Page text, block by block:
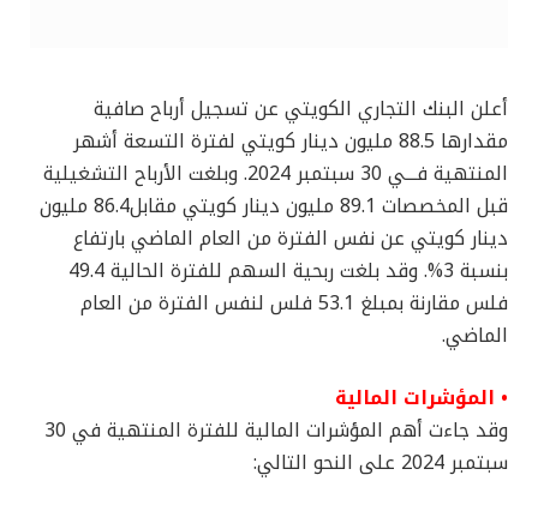
أعلن البنك التجاري الكويتي عن تسجيل أرباح صافية
مقدارها 88.5 مليون دينار كويتي لفترة التسعة أشهر
المنتهية فـــي 30 سبتمبر 2024. وبلغت الأرباح التشغيلية
قبل المخصصات 89.1 مليون دينار كويتي مقابل86.4 مليون
دينار كويتي عن نفس الفترة من العام الماضي بارتفاع
بنسبة 3%. وقد بلغت ربحية السهم للفترة الحالية 49.4
فلس مقارنة بمبلغ 53.1 فلس لنفس الفترة من العام
الماضي.
• المؤشرات المالية
وقد جاءت أهم المؤشرات المالية للفترة المنتهية في 30
سبتمبر 2024 على النحو التالي: